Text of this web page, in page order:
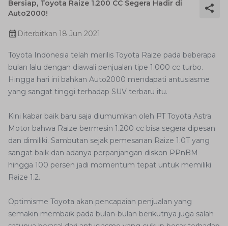
Bersiap, Toyota Raize 1.200 CC Segera Hadir di
Auto2000!
Diterbitkan 18 Jun 2021
Toyota Indonesia telah merilis Toyota Raize pada beberapa
bulan lalu dengan diawali penjualan tipe 1.000 cc turbo.
Hingga hari ini bahkan Auto2000 mendapati antusiasme
yang sangat tinggi terhadap SUV terbaru itu.
Kini kabar baik baru saja diumumkan oleh PT Toyota Astra
Motor bahwa Raize bermesin 1.200 cc bisa segera dipesan
dan dimiliki. Sambutan sejak pemesanan Raize 1.0T yang
sangat baik dan adanya perpanjangan diskon PPnBM
hingga 100 persen jadi momentum tepat untuk memiliki
Raize 1.2.
Optimisme Toyota akan pencapaian penjualan yang
semakin membaik pada bulan-bulan berikutnya juga salah